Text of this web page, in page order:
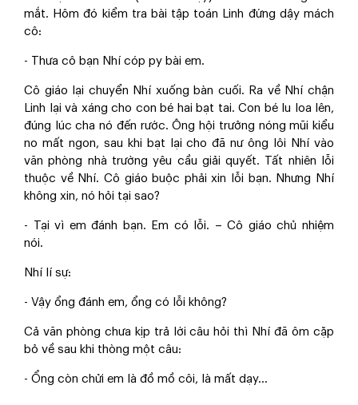
mắt. Hôm đó kiểm tra bài tập toán Linh đứng dậy mách
cô:
- Thưa cô bạn Nhí cóp py bài em.
Cô giáo lại chuyển Nhí xuống bàn cuối. Ra về Nhí chận
Linh lại và xáng cho con bé hai bạt tai. Con bé lu loa lên,
đúng lúc cha nó đến rước. Ông hội trưởng nóng mũi kiểu
no mất ngon, sau khi bạt lại cho đã nư ông lôi Nhí vào
văn phòng nhà trường yêu cầu giải quyết. Tất nhiên lỗi
thuộc về Nhí. Cô giáo buộc phải xin lỗi bạn. Nhưng Nhí
không xin, nó hỏi tại sao?
- Tại vì em đánh bạn. Em có lỗi. – Cô giáo chủ nhiệm
nói.
Nhí lí sự:
- Vậy ổng đánh em, ổng có lỗi không?
Cả văn phòng chưa kịp trả lời câu hỏi thì Nhí đã ôm cặp
bỏ về sau khi thòng một câu:
- Ổng còn chửi em là đồ mồ côi, là mất dạy…